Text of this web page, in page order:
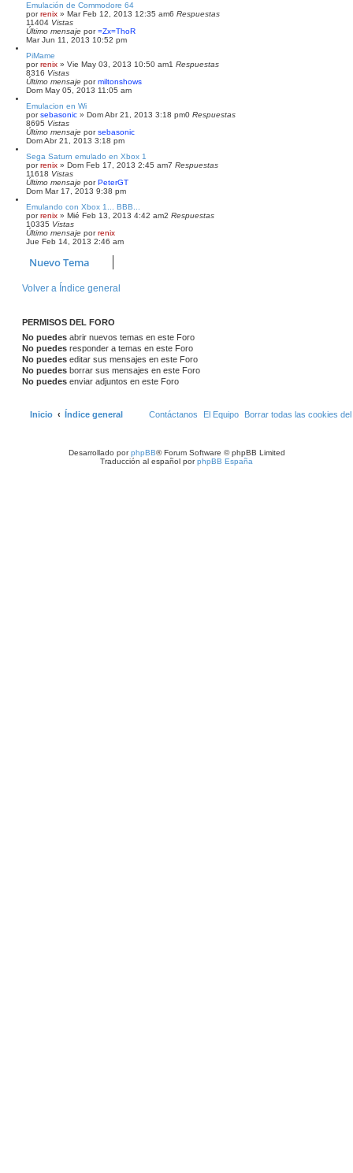
Emulación de Commodore 64
porrenix » Mar Feb 12, 2013 12:35 am6 Respuestas
11404 Vistas
Último mensaje por=Zx=ThoR
Mar Jun 11, 2013 10:52 pm
PiMame
porrenix » Vie May 03, 2013 10:50 am1 Respuestas
8316 Vistas
Último mensaje pormiltonshows
Dom May 05, 2013 11:05 am
Emulacion en Wi
porsebasonic » Dom Abr 21, 2013 3:18 pm0 Respuestas
8695 Vistas
Último mensaje porsebasonic
Dom Abr 21, 2013 3:18 pm
Sega Saturn emulado en Xbox 1
porrenix » Dom Feb 17, 2013 2:45 am7 Respuestas
11618 Vistas
Último mensaje porPeterGT
Dom Mar 17, 2013 9:38 pm
Emulando con Xbox 1... BBB...
porrenix » Mié Feb 13, 2013 4:42 am2 Respuestas
10335 Vistas
Último mensaje porrenix
Jue Feb 14, 2013 2:46 am
Nuevo Tema
Volver a Índice general
PERMISOS DEL FORO
No puedes abrir nuevos temas en este Foro
No puedes responder a temas en este Foro
No puedes editar sus mensajes en este Foro
No puedes borrar sus mensajes en este Foro
No puedes enviar adjuntos en este Foro
Inicio Índice general Borrar todas las cookies del
El Equipo
Contáctanos
Desarrollado porphpBB® Forum Software © phpBB Limited
Traducción al español porphpBB España